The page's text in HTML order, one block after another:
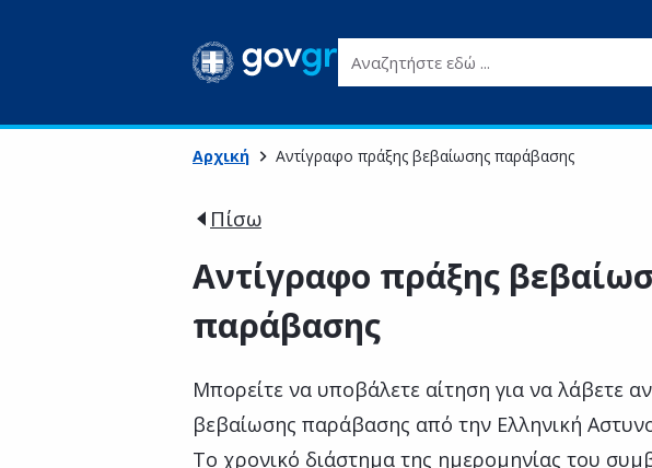
Αναζητήστε εδώ ...
Αρχική Αντίγραφο πράξης βεβαίωσης παράβασης
Πίσω
Αντίγραφο πράξης
παράβασης
Μπορείτε να υποβάλετε αίτηση για να λάβετε
βεβαίωσης παράβασης από την Ελληνική
Το χρονικό διάστημα της ημερομηνίας του